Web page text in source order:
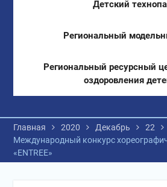
Детский
Региональный
Региональный ресурсный
оздоровления
Главная 2020 Декабрь
22
Международный конкурс
«ENTREE»